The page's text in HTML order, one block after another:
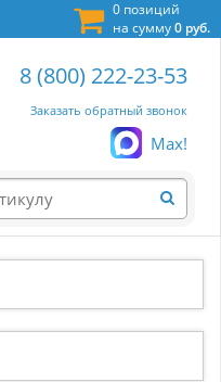
0 позиций
на сумму0 руб.
8 (800) 222-23-53
Заказать обратный звонок
Max!